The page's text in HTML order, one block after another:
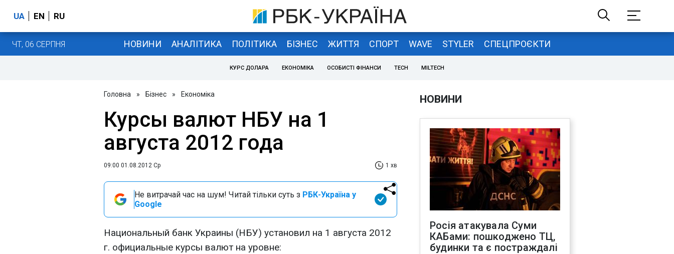
UA EN RU
ЧТ, 06 СЕРПНЯ НОВИНИ АНАЛІТИКА ПОЛІТИКА БІЗНЕС ЖИТТЯ СПОРТ WAVE STYLER СПЕЦПРОЄКТИ
КУРС ДОЛАРА ЕКОНОМІКА ОСОБИСТІ ФІНАНСИ TECH MILTECH
Головна » Бізнес » Економіка
Курсы валют НБУ на 1
августа 2012 года
09:00 01.08.2012 Ср 1 хв
Не витрачай час на шум! Читай тільки суть з РБК-Україна у
Google
Национальный банк Украины (НБУ) установил на 1 августа 2012
г. официальные курсы валют на уровне:
НОВИНИ
Росія атакувала Суми
КАБами: пошкоджено ТЦ,
будинки та є постраждалі